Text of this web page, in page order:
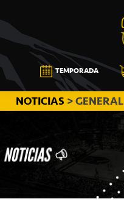
a
la
navegación
principal
al
contenido
principal
a
la
barra
lateral
principal
CB
CANARIAS
TEMPORADA
NOTICIAS > GENERAL